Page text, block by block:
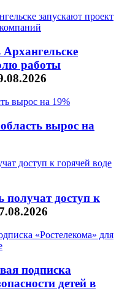
работы
вырос на
получат доступ к
подписка
детей в